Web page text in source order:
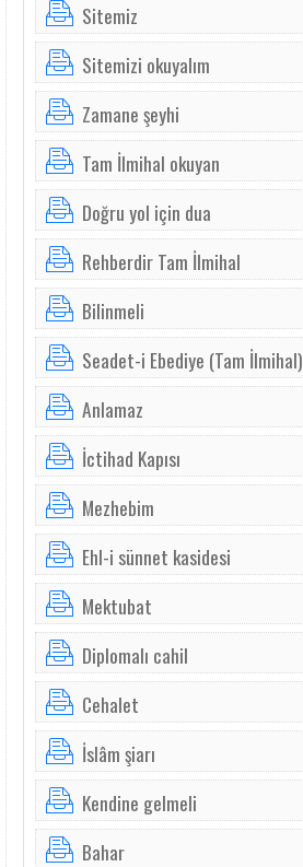
Sitemiz
Sitemizi okuyalım
Zamane şeyhi
Tam İlmihal okuyan
Doğru yol için dua
Rehberdir Tam İlmihal
Bilinmeli
Seadet-i Ebediye (Tam İlmihal)
Anlamaz
İctihad Kapısı
Mezhebim
Ehl-i sünnet kasidesi
Mektubat
Diplomalı cahil
Cehalet
İslâm şiarı
Kendine gelmeli
Bahar